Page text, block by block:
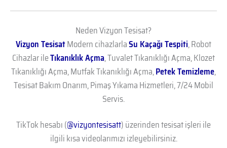
Neden Vizyon Tesisat?
Vizyon TesisatModern cihazlarlaSu Kaçağı Tespiti, Robot
Cihazlar ileTıkanıklık Açma, Tuvalet Tıkanıklığı Açma, Klozet
Tıkanıklığı Açma, Mutfak Tıkanıklığı Açma,Petek Temizleme,
Tesisat Bakım Onarım, Pimaş Yıkama Hizmetleri, 7/24 Mobil
Servis.
TikTok hesabı (@vizyontesisatt) üzerinden tesisat işleri ile
ilgili kısa videolarımızı izleyebilirsiniz.